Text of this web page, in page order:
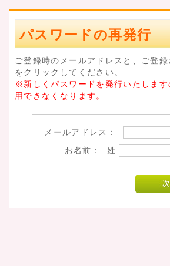
パスワードの再発行
ご登録時のメールアドレスと、ご登
をクリックしてください。
※新しくパスワードを発行いたしま
用できなくなります。
メールアドレス：
お名前： 姓